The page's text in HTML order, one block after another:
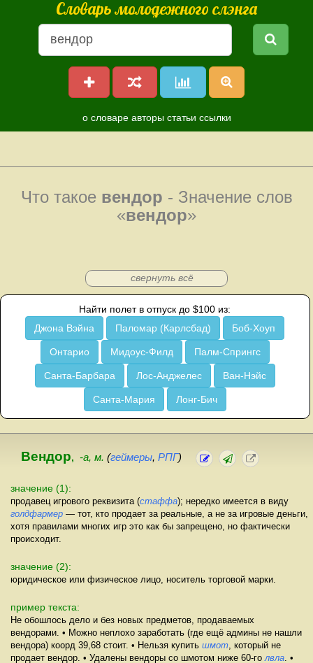
Словарь молодежного слэнга
о словаре авторы статьи ссылки
Что такое вендор - Значение слов
«вендор»
свернуть всё
Найти полет в отпуск до $100 из:
Джона Вэйна
Паломар (Карлсбад) Боб-Хоуп
Онтарио Мидоус-Филд Палм-Спрингс
Санта-Барбара Лос-Анджелес Ван-Нэйс
Санта-Мария Лонг-Бич
Вендор, -а, м. (геймеры, РПГ)
значение (1):
продавец игрового реквизита (стаффа); нередко имеется в виду
голдфармер — тот, кто продает за реальные, а не за игровые деньги,
хотя правилами многих игр это как бы запрещено, но фактически
происходит.
значение (2):
юридическое или физическое лицо, носитель торговой марки.
пример текста:
Не обошлось дело и без новых предметов, продаваемых
вендорами. • Можно неплохо заработать (где ещё админы не нашли
вендора) коорд 39,68 стоит. • Нельзя купить шмот , который не
продает вендор. • Удалены вендоры со шмотом ниже 60-го лвла . •